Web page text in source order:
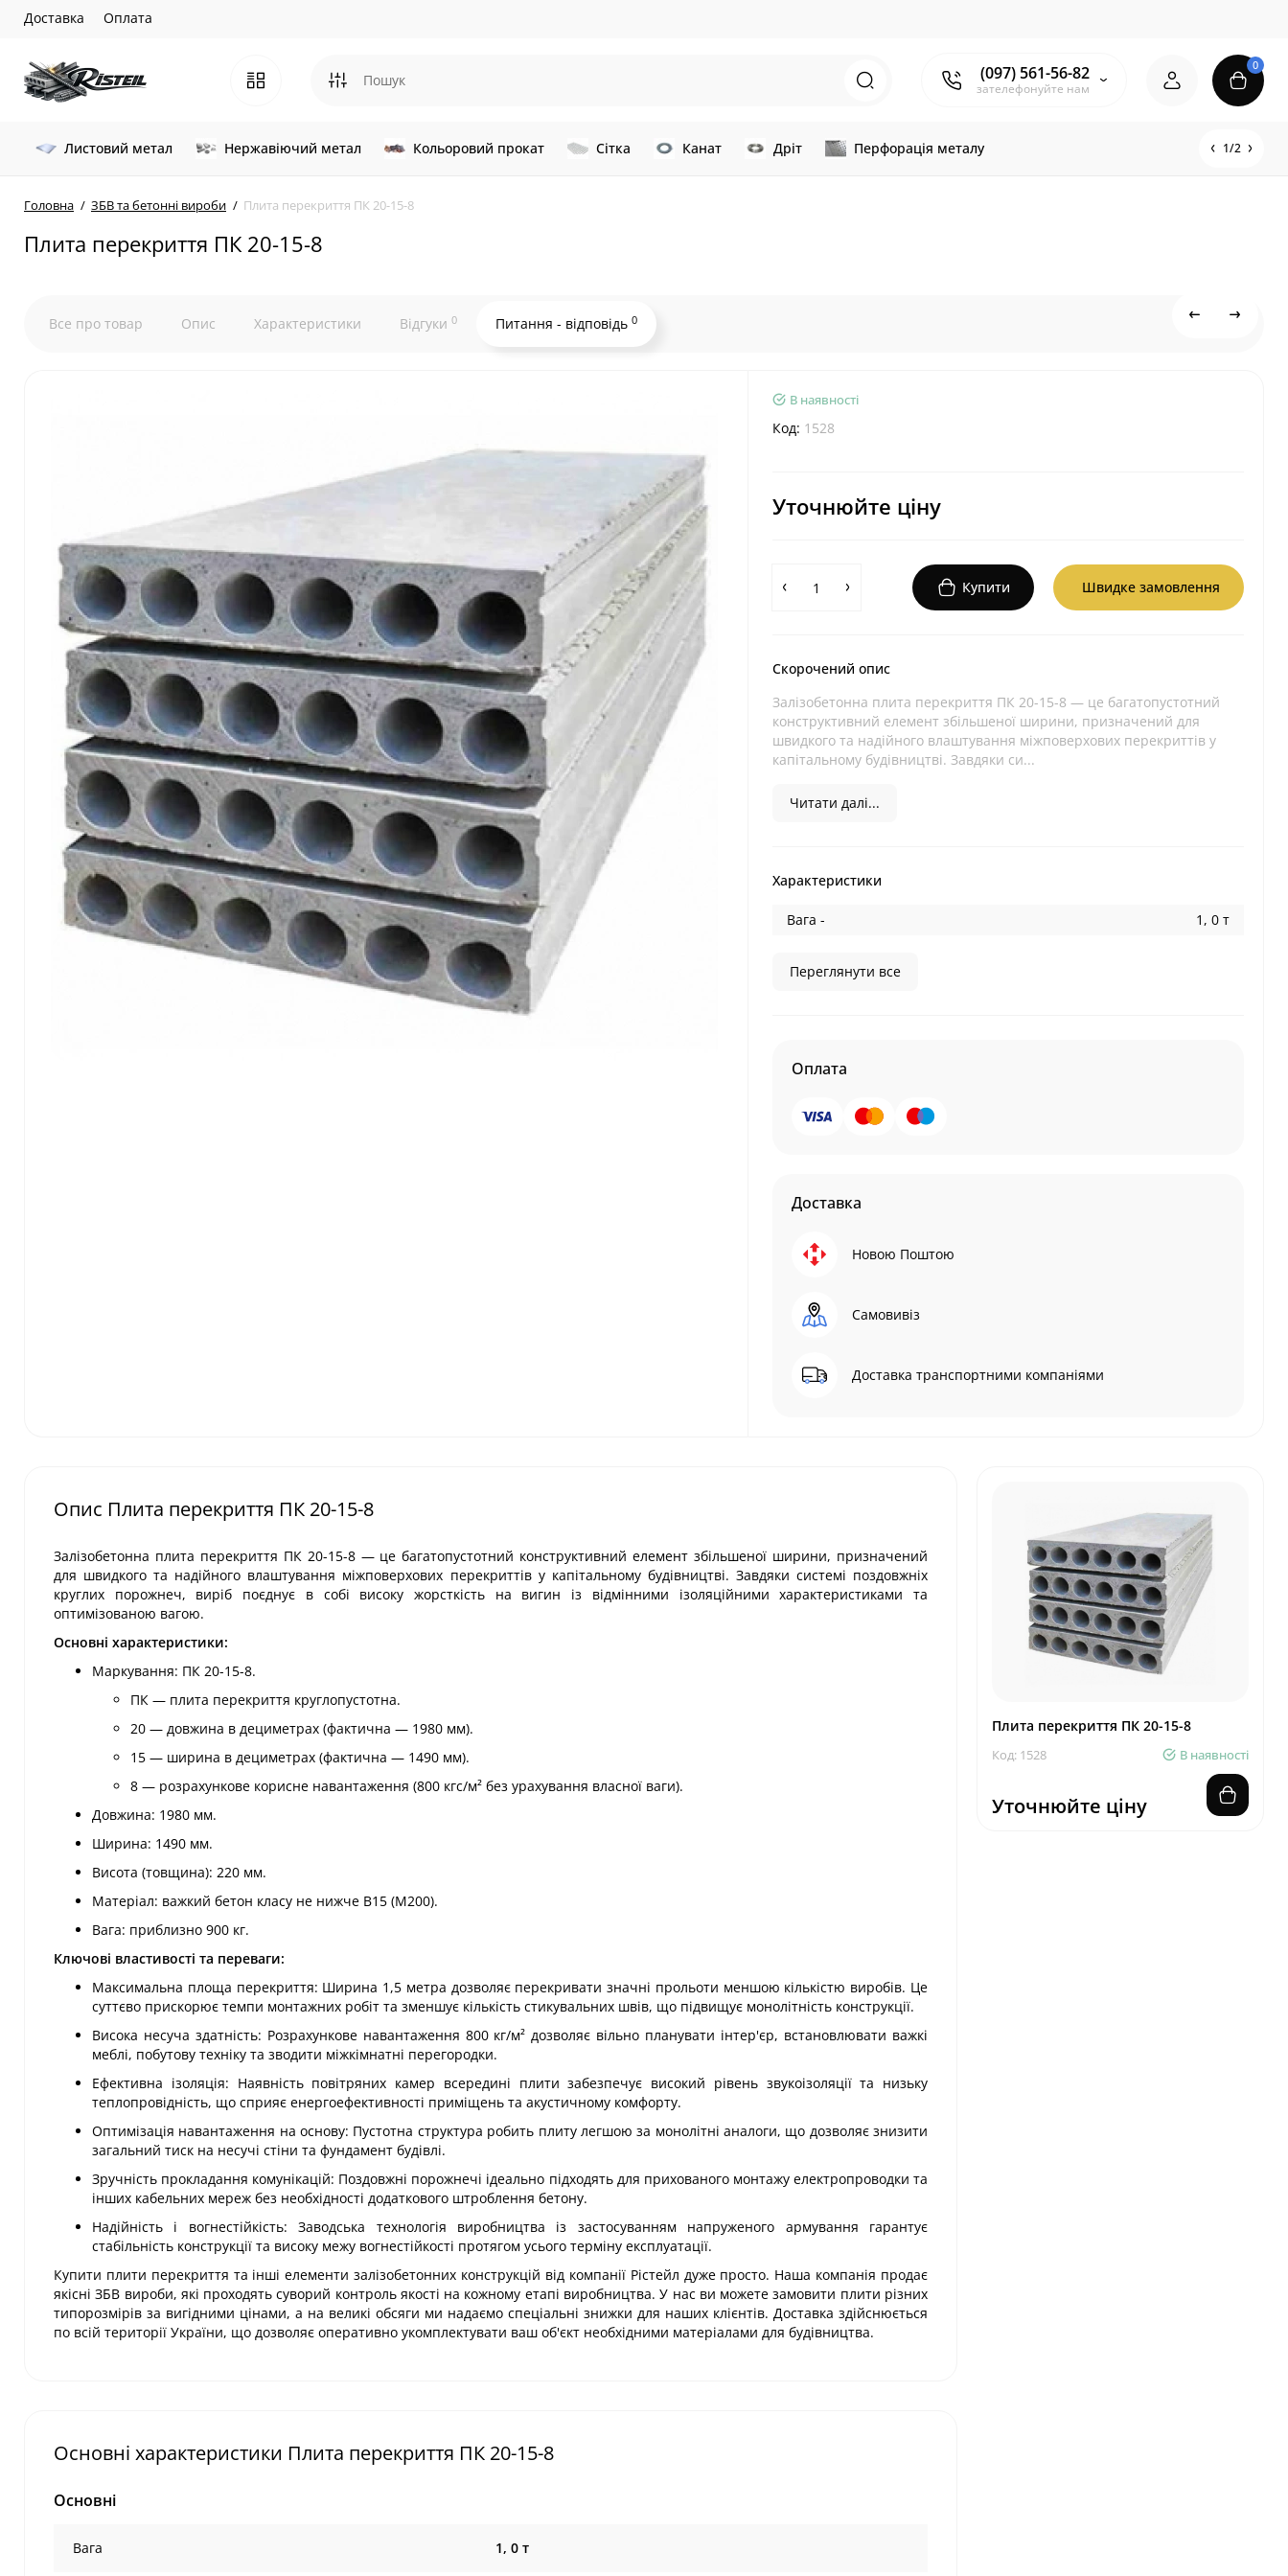
Доставка Оплата
(097) 561-56-82
зателефонуйте нам
0
Листовий метал Нержавіючий метал Кольоровий прокат Сітка Канат Дріт Перфорація металу 1/2
Головна ЗБВ та бетонні вироби Плита перекриття ПК 20-15-8
Плита перекриття ПК 20-15-8
Все про товар Опис Характеристики Відгуки 0 Питання - відповідь 0
В наявності
Код: 1528
Уточнюйте ціну
Купити Швидке замовлення
Скорочений опис
Залізобетонна плита перекриття ПК 20-15-8 — це багатопустотний
конструктивний елемент збільшеної ширини, призначений для
швидкого та надійного влаштування міжповерхових перекриттів у
капітальному будівництві. Завдяки си...
Читати далі...
Характеристики
Вага - 1, 0 т
Переглянути все
Оплата
Доставка
Новою Поштою
Самовивіз
Доставка транспортними компаніями
Опис Плита перекриття ПК 20-15-8
Залізобетонна плита перекриття ПК 20-15-8 — це багатопустотний конструктивний елемент збільшеної ширини, призначений
для швидкого та надійного влаштування міжповерхових перекриттів у капітальному будівництві. Завдяки системі поздовжніх
круглих порожнеч, виріб поєднує в собі високу жорсткість на вигин із відмінними ізоляційними характеристиками та
оптимізованою вагою.
Основні характеристики:
Маркування: ПК 20-15-8.
ПК — плита перекриття круглопустотна.
20 — довжина в дециметрах (фактична — 1980 мм).
15 — ширина в дециметрах (фактична — 1490 мм).
8 — розрахункове корисне навантаження (800 кгс/м² без урахування власної ваги).
Довжина: 1980 мм.
Ширина: 1490 мм.
Висота (товщина): 220 мм.
Матеріал: важкий бетон класу не нижче В15 (М200).
Вага: приблизно 900 кг.
Ключові властивості та переваги:
Максимальна площа перекриття: Ширина 1,5 метра дозволяє перекривати значні прольоти меншою кількістю виробів. Це
суттєво прискорює темпи монтажних робіт та зменшує кількість стикувальних швів, що підвищує монолітність конструкції.
Висока несуча здатність: Розрахункове навантаження 800 кг/м² дозволяє вільно планувати інтер'єр, встановлювати важкі
меблі, побутову техніку та зводити міжкімнатні перегородки.
Ефективна ізоляція: Наявність повітряних камер всередині плити забезпечує високий рівень звукоізоляції та низьку
теплопровідність, що сприяє енергоефективності приміщень та акустичному комфорту.
Оптимізація навантаження на основу: Пустотна структура робить плиту легшою за монолітні аналоги, що дозволяє знизити
загальний тиск на несучі стіни та фундамент будівлі.
Зручність прокладання комунікацій: Поздовжні порожнечі ідеально підходять для прихованого монтажу електропроводки та
інших кабельних мереж без необхідності додаткового штроблення бетону.
Надійність і вогнестійкість: Заводська технологія виробництва із застосуванням напруженого армування гарантує
стабільність конструкції та високу межу вогнестійкості протягом усього терміну експлуатації.
Купити плити перекриття та інші елементи залізобетонних конструкцій від компанії Рістейл дуже просто. Наша компанія продає
якісні ЗБВ вироби, які проходять суворий контроль якості на кожному етапі виробництва. У нас ви можете замовити плити різних
типорозмірів за вигідними цінами, а на великі обсяги ми надаємо спеціальні знижки для наших клієнтів. Доставка здійснюється
по всій території України, що дозволяє оперативно укомплектувати ваш об'єкт необхідними матеріалами для будівництва.
Основні характеристики Плита перекриття ПК 20-15-8
Основні
Вага 1, 0 т
Плита перекриття ПК 20-15-8
Код: 1528 В наявності
Уточнюйте ціну